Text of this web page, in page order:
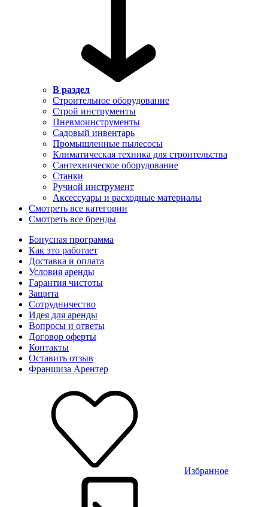
В раздел
Строительное оборудование
Строй инструменты
Пневмоинструменты
Садовый инвентарь
Промышленные пылесосы
Климатическая техника для строительства
Сантехническое оборудование
Станки
Ручной инструмент
Аксессуары и расходные материалы
Смотреть все категории
Смотреть все бренды
Бонусная программа
Как это работает
Доставка и оплата
Условия аренды
Гарантия чистоты
Защита
Сотрудничество
Идея для аренды
Вопросы и ответы
Договор оферты
Контакты
Оставить отзыв
Франшиза Арентер
Избранное